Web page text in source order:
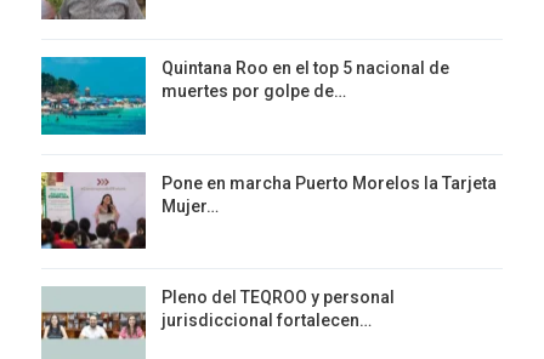
Quintana Roo en el top 5 nacional de
muertes por golpe de…
Pone en marcha Puerto Morelos la Tarjeta
Mujer…
Pleno del TEQROO y personal
jurisdiccional fortalecen…